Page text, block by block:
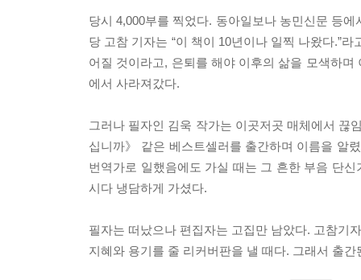
당시 4,000부를 찍었다. 동아일보나 농민신문 등
당 고참 기자는 “이 책이 10년이나 일찍 나왔다.”
어질 것이라고, 은퇴를 해야 이후의 삶을 모색하
에서 사라져갔다.
그러나 필자인 김욱 작가는 이곳저곳 매체에서 끊
십니까》 같은 베스트셀러를 출간하며 이름을 알
번역가로 일했음에도 가실 때는 그 흔한 부음 단
시다 냉담하게 가셨다.
필자는 떠났으나 편집자는 고집만 남았다. 고참기
지혜와 용기를 줄 리커버판을 낼 때다. 그래서 출